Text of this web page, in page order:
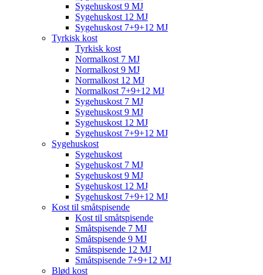
Sygehuskost 9 MJ
Sygehuskost 12 MJ
Sygehuskost 7+9+12 MJ
Tyrkisk kost
Tyrkisk kost
Normalkost 7 MJ
Normalkost 9 MJ
Normalkost 12 MJ
Normalkost 7+9+12 MJ
Sygehuskost 7 MJ
Sygehuskost 9 MJ
Sygehuskost 12 MJ
Sygehuskost 7+9+12 MJ
Sygehuskost
Sygehuskost
Sygehuskost 7 MJ
Sygehuskost 9 MJ
Sygehuskost 12 MJ
Sygehuskost 7+9+12 MJ
Kost til småtspisende
Kost til småtspisende
Småtspisende 7 MJ
Småtspisende 9 MJ
Småtspisende 12 MJ
Småtspisende 7+9+12 MJ
Blød kost